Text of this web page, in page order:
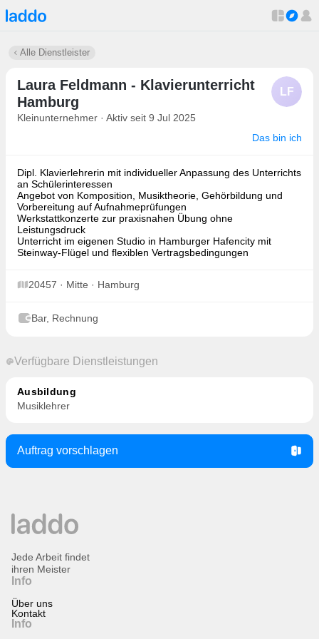
Alle Dienstleister
Laura Feldmann - Klavierunterricht
Hamburg
Kleinunternehmer · Aktiv seit 9 Jul 2025
LF
Das bin ich
Dipl. Klavierlehrerin mit individueller Anpassung des Unterrichts
an Schülerinteressen
Angebot von Komposition, Musiktheorie, Gehörbildung und
Vorbereitung auf Aufnahmeprüfungen
Werkstattkonzerte zur praxisnahen Übung ohne
Leistungsdruck
Unterricht im eigenen Studio in Hamburger Hafencity mit
Steinway-Flügel und flexiblen Vertragsbedingungen
20457 · Mitte · Hamburg
Bar, Rechnung
Verfügbare Dienstleistungen
Ausbildung
Musiklehrer
Auftrag vorschlagen
Info
Über uns
Kontakt
Info
Jede Arbeit findet
ihren Meister